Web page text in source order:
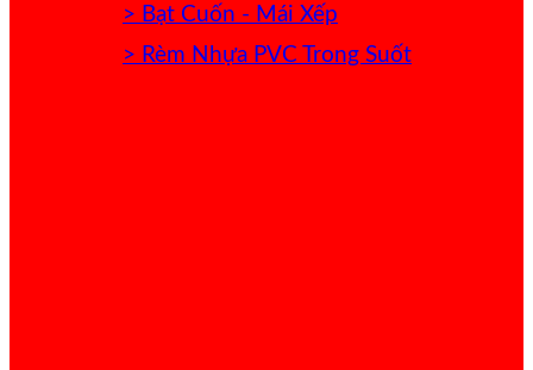
> Bạt Cuốn - Mái Xếp
> Rèm Nhựa PVC Trong Suốt